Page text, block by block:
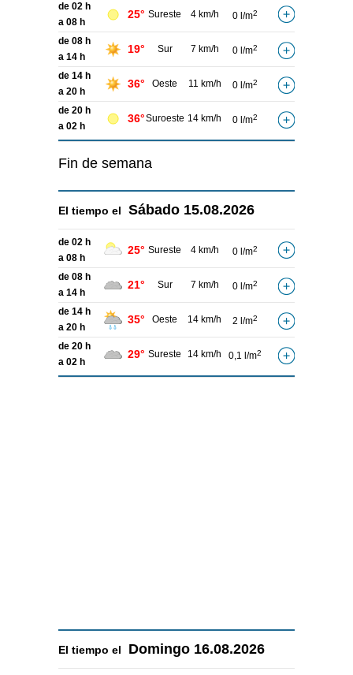
de 02 h
a 08 h
25° Sureste 4 km/h 0 l/m2
de 08 h
a 14 h
19° Sur 7 km/h 0 l/m2
de 14 h
a 20 h
36° Oeste 11 km/h 0 l/m2
de 20 h
a 02 h
36°Suroeste 14 km/h 0 l/m2
Fin de semana
El tiempo el Sábado 15.08.2026
de 02 h
a 08 h
25° Sureste 4 km/h 0 l/m2
de 08 h
a 14 h
21° Sur 7 km/h 0 l/m2
de 14 h
a 20 h
35° Oeste 14 km/h 2 l/m2
de 20 h
a 02 h
29° Sureste 14 km/h 0,1 l/m2
El tiempo el Domingo 16.08.2026